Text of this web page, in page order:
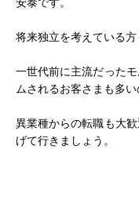
安泰です。
将来独立を考えている方
一世代前に主流だった
ムされるお客さまも多
異業種からの転職も大
げて行きましょう。